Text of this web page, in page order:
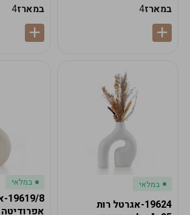
במארז4 במארז4
במלאי
19624-אגרטל רות
במלאי